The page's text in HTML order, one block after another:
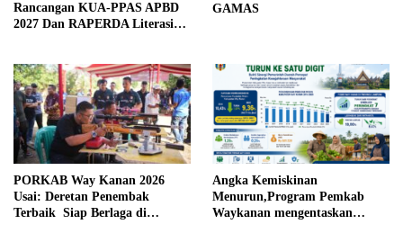
Rancangan KUA-PPAS APBD
2027 Dan RAPERDA Literasi
GAMAS
PORKAB Way Kanan 2026
Usai: Deretan Penembak
Terbaik Siap Berlaga di
Angka Kemiskinan
Menurun,Program Pemkab
Waykanan mengentaskan